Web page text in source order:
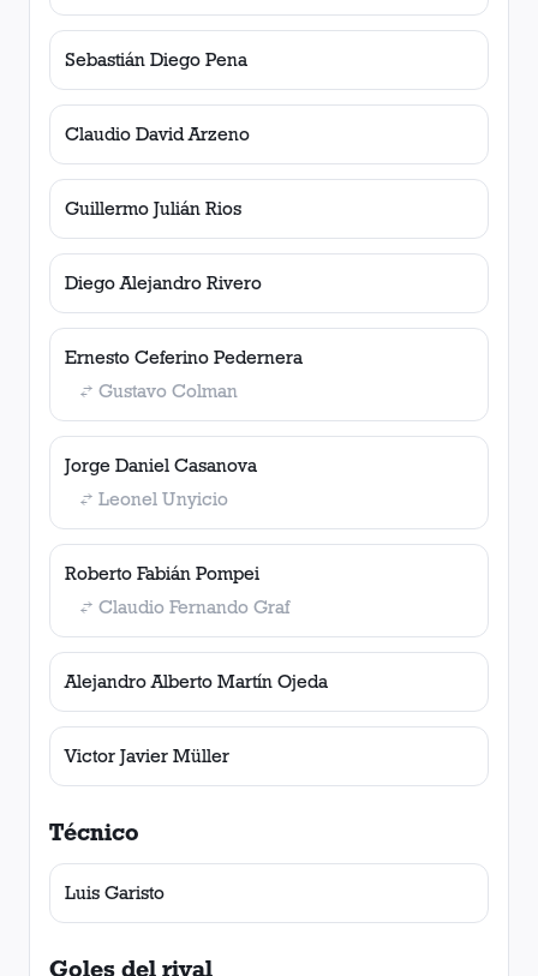
Sebastián Diego Pena
Claudio David Arzeno
Guillermo Julián Rios
Diego Alejandro Rivero
Ernesto Ceferino Pedernera
Gustavo Colman
Jorge Daniel Casanova
Leonel Unyicio
Roberto Fabián Pompei
Claudio Fernando Graf
Alejandro Alberto Martín Ojeda
Victor Javier Müller
Técnico
Luis Garisto
Goles del rival